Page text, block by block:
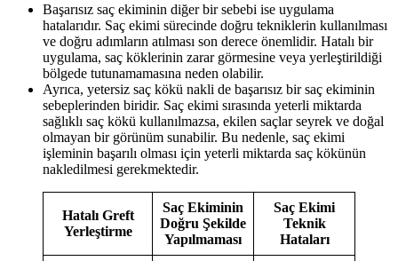
Başarısız saç ekiminin diğer bir sebebi ise uygulama
hatalarıdır. Saç ekimi sürecinde doğru tekniklerin kullanılması
ve doğru adımların atılması son derece önemlidir. Hatalı bir
uygulama, saç köklerinin zarar görmesine veya yerleştirildiği
bölgede tutunamamasına neden olabilir.
Ayrıca, yetersiz saç kökü nakli de başarısız bir saç ekiminin
sebeplerinden biridir. Saç ekimi sırasında yeterli miktarda
sağlıklı saç kökü kullanılmazsa, ekilen saçlar seyrek ve doğal
olmayan bir görünüm sunabilir. Bu nedenle, saç ekimi
işleminin başarılı olması için yeterli miktarda saç kökünün
nakledilmesi gerekmektedir.
Hatalı Greft
Yerleştirme
Saç Ekiminin
Doğru Şekilde
Yapılmaması
Saç Ekimi
Teknik
Hataları